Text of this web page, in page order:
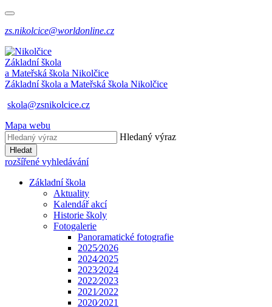
zs.nikolcice@worldonline.cz
Základní škola
a Mateřská škola Nikolčice
Základní škola a Mateřská škola Nikolčice
skola@zsnikolcice.cz
Mapa webu
Hledaný výraz
Hledat
rozšířené vyhledávání
Základní škola
Aktuality
Kalendář akcí
Historie školy
Fotogalerie
Panoramatické fotografie
2025⁄2026
2024⁄2025
2023⁄2024
2022⁄2023
2021⁄2022
2020⁄2021